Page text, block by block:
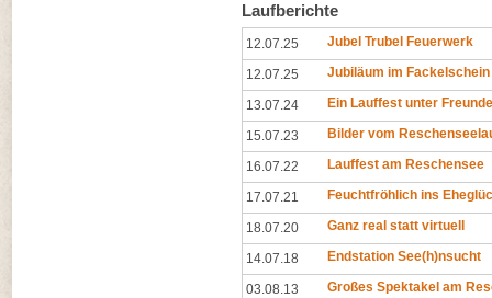
Laufberichte
12.07.25 Jubel Trubel Feuerwerk
12.07.25 Jubiläum im Fackelschein
13.07.24 Ein Lauffest unter
15.07.23 Bilder vom
16.07.22 Lauffest am Reschensee
17.07.21 Feuchtfröhlich ins
18.07.20 Ganz real statt virtuell
14.07.18 Endstation See(h)nsucht
03.08.13 Großes Spektakel am